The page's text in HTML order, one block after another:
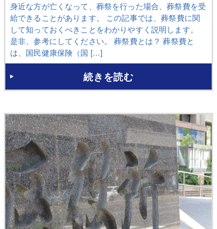
身近な方が亡くなって、葬祭を行った場合、葬祭費を受
給できることがあります。 この記事では、葬祭費に関
して知っておくべきことをわかりやすく説明します。
是非、参考にしてください。 葬祭費とは？ 葬祭費と
は、国民健康保険（国 […]
続きを読む